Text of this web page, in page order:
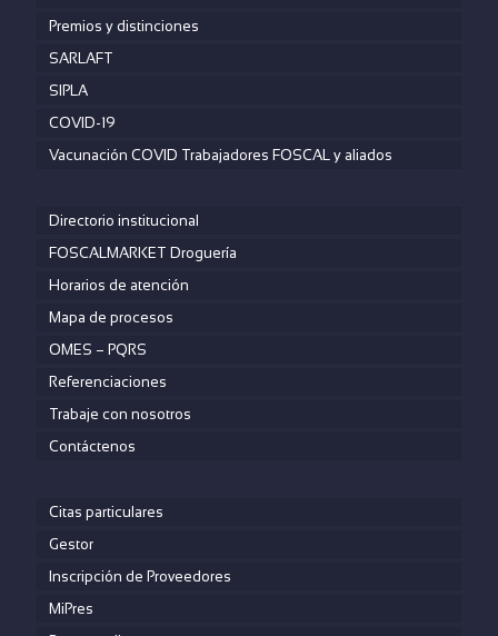
Premios y distinciones
SARLAFT
SIPLA
COVID-19
Vacunación COVID Trabajadores FOSCAL y aliados
Directorio institucional
FOSCALMARKET Droguería
Horarios de atención
Mapa de procesos
OMES – PQRS
Referenciaciones
Trabaje con nosotros
Contáctenos
Citas particulares
Gestor
Inscripción de Proveedores
MiPres